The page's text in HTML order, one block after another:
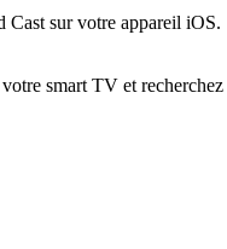
sur votre appareil iOS.
smart TV et recherchez